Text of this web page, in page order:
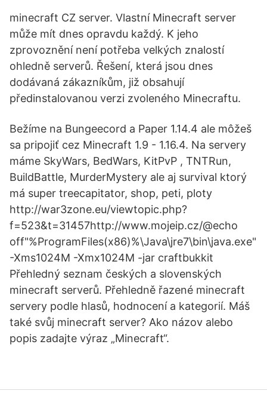
minecraft CZ server. Vlastní Minecraft server
může mít dnes opravdu každý. K jeho
zprovoznění není potřeba velkých znalostí
ohledně serverů. Řešení, která jsou dnes
dodávaná zákazníkům, již obsahují
předinstalovanou verzi zvoleného Minecraftu.
Bežíme na Bungeecord a Paper 1.14.4 ale môžeš
sa pripojiť cez Minecraft 1.9 - 1.16.4. Na servery
máme SkyWars, BedWars, KitPvP , TNTRun,
BuildBattle, MurderMystery ale aj survival ktorý
má super treecapitator, shop, peti, ploty
http://war3zone.eu/viewtopic.php?
f=523&t=31457http://www.mojeip.cz/@echo
off"%ProgramFiles(x86)%\Java\jre7\bin\java.exe"
-Xms1024M -Xmx1024M -jar craftbukkit
Přehledný seznam českých a slovenských
minecraft serverů. Přehledně řazené minecraft
servery podle hlasů, hodnocení a kategorií. Máš
také svůj minecraft server? Ako názov alebo
popis zadajte výraz „Minecraft“.